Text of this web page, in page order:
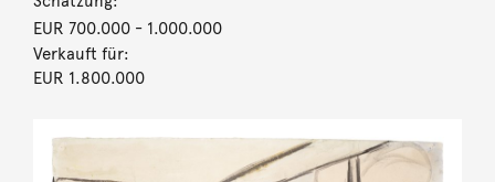
EUR 700.000- 1.000.000
Verkauft für:
EUR 1.800.000